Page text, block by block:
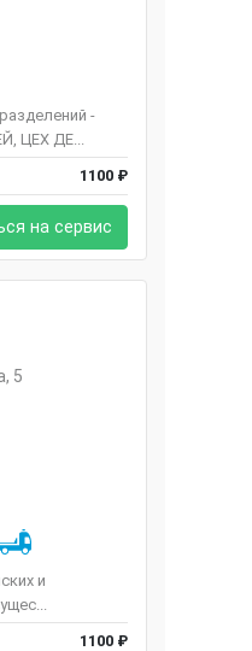
-
ЦЕХ ДЕ...
1100 ₽
на сервис
5
и
1100 ₽